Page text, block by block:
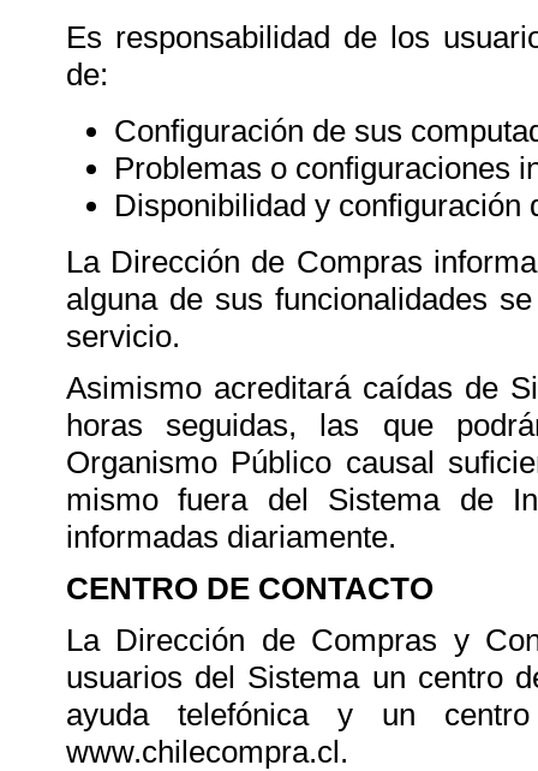
Es responsabilidad de los
de:
Configuración de sus
Problemas o configuraciones
Disponibilidad y
La Dirección de Compras
alguna de sus funcionalidades
servicio.
Asimismo acreditará caídas de
horas seguidas, las que
Organismo Público causal
mismo fuera del Sistema de
informadas diariamente.
CENTRO DE CONTACTO
La Dirección de Compras y
usuarios del Sistema un centro
ayuda telefónica y un
www.chilecompra.cl.